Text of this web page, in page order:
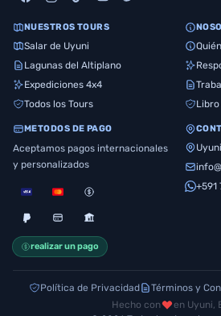
NUESTROS TOURS
Salar de Uyuni
Lagunas del Altiplano
Expediciones 4x4
Todos los Tours
METODOS DE PAGO
Aceptamos pagos internacionales
y personalizados
realizar un pago
Política de Privacidad Términos y
Hecho con
en Uyuni,